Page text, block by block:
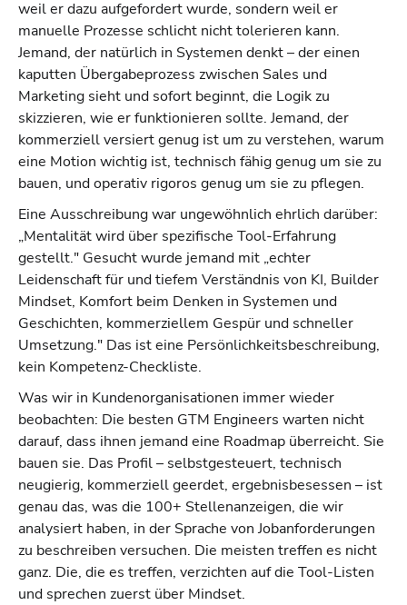
weil er dazu aufgefordert wurde, sondern weil er
manuelle Prozesse schlicht nicht tolerieren kann.
Jemand, der natürlich in Systemen denkt – der einen
kaputten Übergabeprozess zwischen Sales und
Marketing sieht und sofort beginnt, die Logik zu
skizzieren, wie er funktionieren sollte. Jemand, der
kommerziell versiert genug ist um zu verstehen, warum
eine Motion wichtig ist, technisch fähig genug um sie zu
bauen, und operativ rigoros genug um sie zu pflegen.
Eine Ausschreibung war ungewöhnlich ehrlich darüber:
„Mentalität wird über spezifische Tool-Erfahrung
gestellt." Gesucht wurde jemand mit „echter
Leidenschaft für und tiefem Verständnis von KI, Builder
Mindset, Komfort beim Denken in Systemen und
Geschichten, kommerziellem Gespür und schneller
Umsetzung." Das ist eine Persönlichkeitsbeschreibung,
kein Kompetenz-Checkliste.
Was wir in Kundenorganisationen immer wieder
beobachten: Die besten GTM Engineers warten nicht
darauf, dass ihnen jemand eine Roadmap überreicht. Sie
bauen sie. Das Profil – selbstgesteuert, technisch
neugierig, kommerziell geerdet, ergebnisbesessen – ist
genau das, was die 100+ Stellenanzeigen, die wir
analysiert haben, in der Sprache von Jobanforderungen
zu beschreiben versuchen. Die meisten treffen es nicht
ganz. Die, die es treffen, verzichten auf die Tool-Listen
und sprechen zuerst über Mindset.